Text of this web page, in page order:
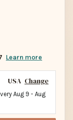
Learn more
USA Change
Aug 9 - Aug